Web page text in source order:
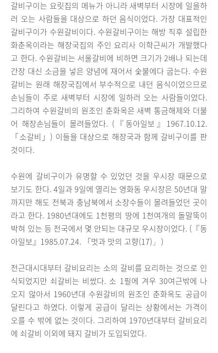
갈비구이는 요릿집의 메뉴가 아니라 새벽부터 시장에 일을하
러 오는 사람들을 대상으로 하던 음식이었다. 가장 대표적인
갈비구이가 수원갈비이다. 수원갈비구이는 해방 직후 설립한
화춘옥이라는 해장국집의 주인 요리사 이학근씨가 개발했다
고 한다. 수원갈비는 서울갈비에 비하면 크기가 2배나 되는데
간장 대신 소금을 넣은 양념에 재어서 숯불에다 굽는다. 수원
갈비는 원래 해장국집에서 부수적으로 내던 음식이었으므로
손님들이 주로 새벽부터 시장에 일하러 오는 사람들이었다.
그리하여 수원갈비의 원조인 춘화옥은 새벽 통금해제와 더불
어 해장손님들이 몰려들었다. (『동아일보』1967.10.12.
「소갈비」) 이들을 대상으로 해장국과 함께 갈비구이를 판
것이다.
수원에 갈비구이가 유명할 수 있었던 것을 우시장 때문으로
보기도 한다. 4일과 9일에 열리는 영화동 우시장은 50년대 말
까지만 해도 전북과 충남북에서 소장수들이 몰려들었던 곳이
라고 한다. 1980년대에도 1천평의 땅에 1천여개의 돌말뚝이
박혀 있는 등 전국에서 몇 안되는 대규모 우시장이었다. (『동
아일보』1985.07.24. 「멋과 맛의 고향(17) 」 )
전근대시대부터 갈비요리는 소의 갈비를 요리하는 것으로 인
식되었지만 쇠갈비는 비쌌다. 소 1필에 겨우 30여근밖에 나
오지 않아서 1960년대 수원갈비의 원조인 춘화옥도 공급이
달린다고 하였다. 이렇게 공급이 달리는 상황에서는 가격이
오를 수 밖에 없는 것이다. 그리하여 1970년대부터 갈비요리
에 쇠갈비 이외에 돼지 갈비가 도입되었다.